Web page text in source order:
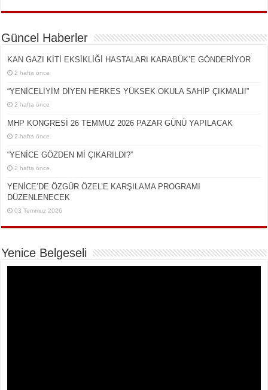
Güncel Haberler
KAN GAZI KİTİ EKSİKLİĞİ HASTALARI KARABÜK’E GÖNDERİYOR
2 hafta önce
“YENİCELİYİM DİYEN HERKES YÜKSEK OKULA SAHİP ÇIKMALI!”
2 hafta önce
MHP KONGRESİ 26 TEMMUZ 2026 PAZAR GÜNÜ YAPILACAK
2 hafta önce
“YENİCE GÖZDEN Mİ ÇIKARILDI?”
2 hafta önce
YENİCE’DE ÖZGÜR ÖZEL’E KARŞILAMA PROGRAMI
DÜZENLENECEK
03 Temmuz 2026
Yenice Belgeseli